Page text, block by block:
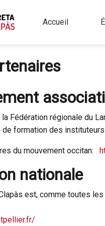
Accueil
Fédération régionale du
de formation des
du mouvement occitan:
nationale
est, comme toutes